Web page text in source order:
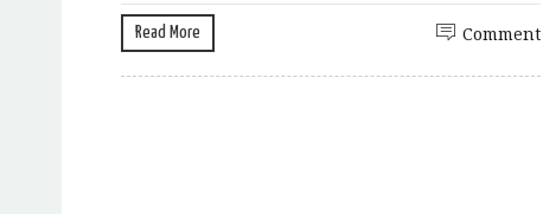
Read More Comment